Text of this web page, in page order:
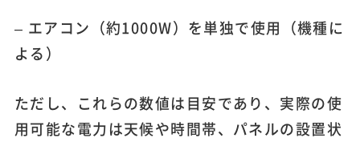
– エアコン（約1000W）を単独で使用（機種に
よる）
ただし、これらの数値は目安であり、実際の使
用可能な電力は天候や時間帯、パネルの設置状